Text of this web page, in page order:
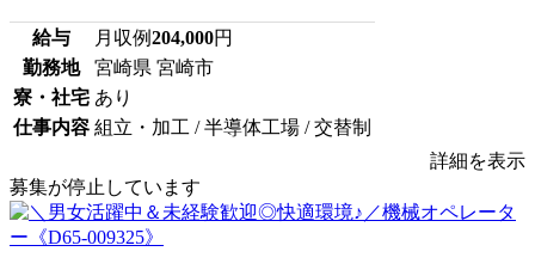
給与 月収例204,000円
勤務地
宮崎県 宮崎市
寮・社宅 あり
仕事内容 組立・加工 / 半導体工場 / 交替制
詳細を表示
募集が停止しています